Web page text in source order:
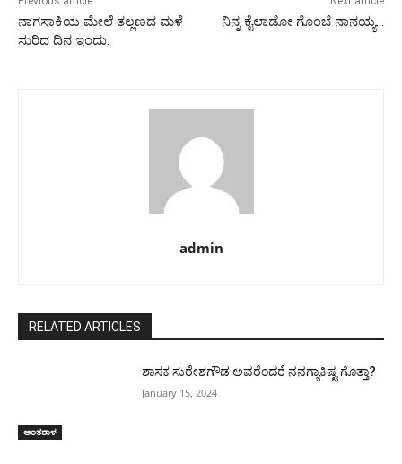
ನಾಗಸಾಕಿಯ ಮೇಲೆ ತಲ್ಲಣದ ಮಳೆ
ಸುರಿದ ದಿನ ಇಂದು.
ನಿನ್ನ ಕೈಲಾಡೋ ಗೊಂಬೆ ನಾನಯ್ಯ…
admin
RELATED ARTICLES
ಅಂತರಾಳ
ಶಾಸಕ ಸುರೇಶಗೌಡ ಅವರೆಂದರೆ ನನಗ್ಯಾಕಿಷ್ಟ ಗೊತ್ತಾ?
January 15, 2024